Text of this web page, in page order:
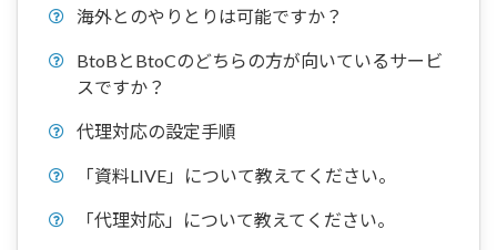
海外とのやりとりは可能ですか？
BtoBとBtoCのどちらの方が向いているサービ
スですか？
代理対応の設定手順
「資料LIVE」について教えてください。
「代理対応」について教えてください。